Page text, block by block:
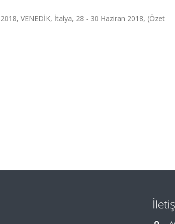
VENEDİK, İtalya, 28 - 30 Haziran 2018, (Özet